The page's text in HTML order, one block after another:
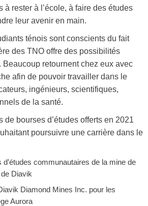
à rester à l’école, à faire des études
leur avenir en main.
ténois sont conscients du fait
des TNO offre des possibilités
retournent chez eux avec
afin de pouvoir travailler dans le
ingénieurs, scientifiques,
de la santé.
de bourses d’études offerts en 2021
poursuivre une carrière dans le
d’études communautaires de la mine de
Diavik
Diamond Mines Inc. pour les
Aurora